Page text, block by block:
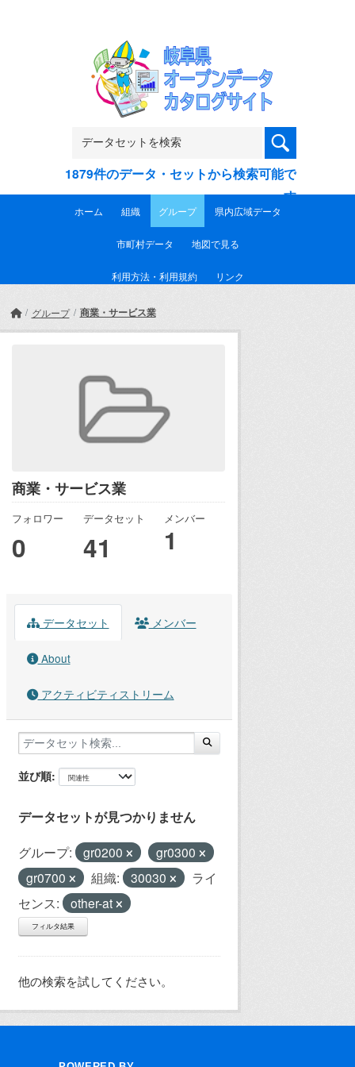
1879件のデータ・セットから検索可能で
す
ホーム 組織 グループ 県内広域データ
市町村データ 地図で見る
利用方法・利用規約 リンク
グループ 商業・サービス業
商業・サービス業
フォロワー
0
データセット
41
メンバー
1
データセット メンバー
About
アクティビティストリーム
並び順
データセットが見つかりません
グループ: gr0200
gr0300
gr0700
組織: 30030
ライ
センス:
other-at
フィルタ結果
他の検索を試してください。